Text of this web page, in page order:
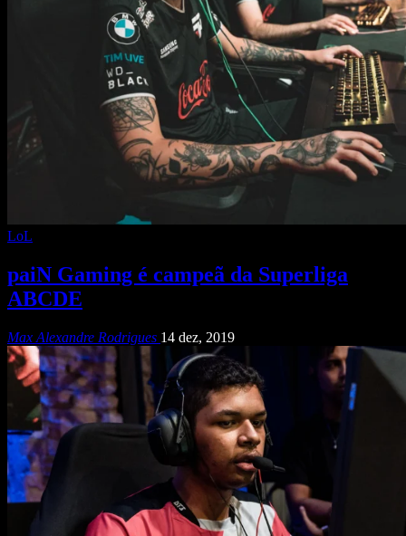
LoL
paiN Gaming é campeã da Superliga
ABCDE
Max Alexandre Rodrigues 14 dez, 2019